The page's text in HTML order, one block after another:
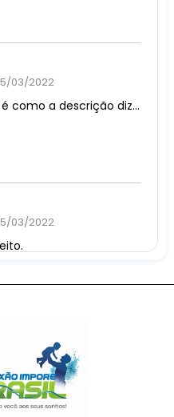
03/2022
Produto muito bom, que é como a descrição diz, a verdade sem problemas
03/2022
12/2021